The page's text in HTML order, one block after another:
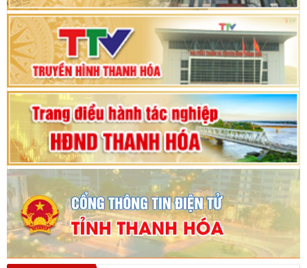
Thanh Hóa khóa XVIII, nhiệm kỳ 2021 - 2026
Bế mạc Kỳ họp thứ hai bốn, Hội đồng nhân dân
tỉnh khoá XVIII